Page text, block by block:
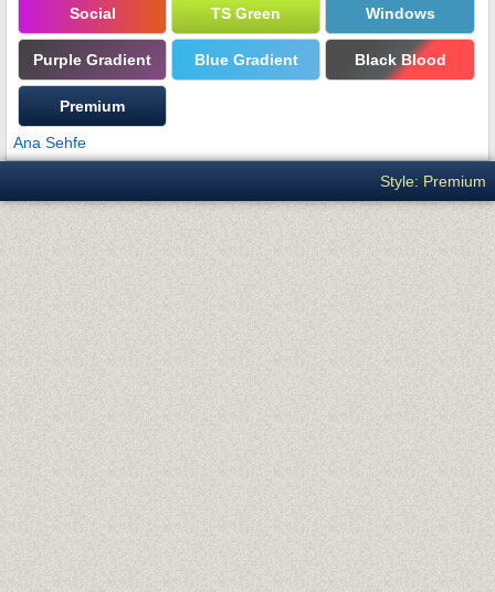
Social TS Green Windows
Purple Gradient Blue Gradient Black Blood
Premium
Ana Sehfe
Style: Premium